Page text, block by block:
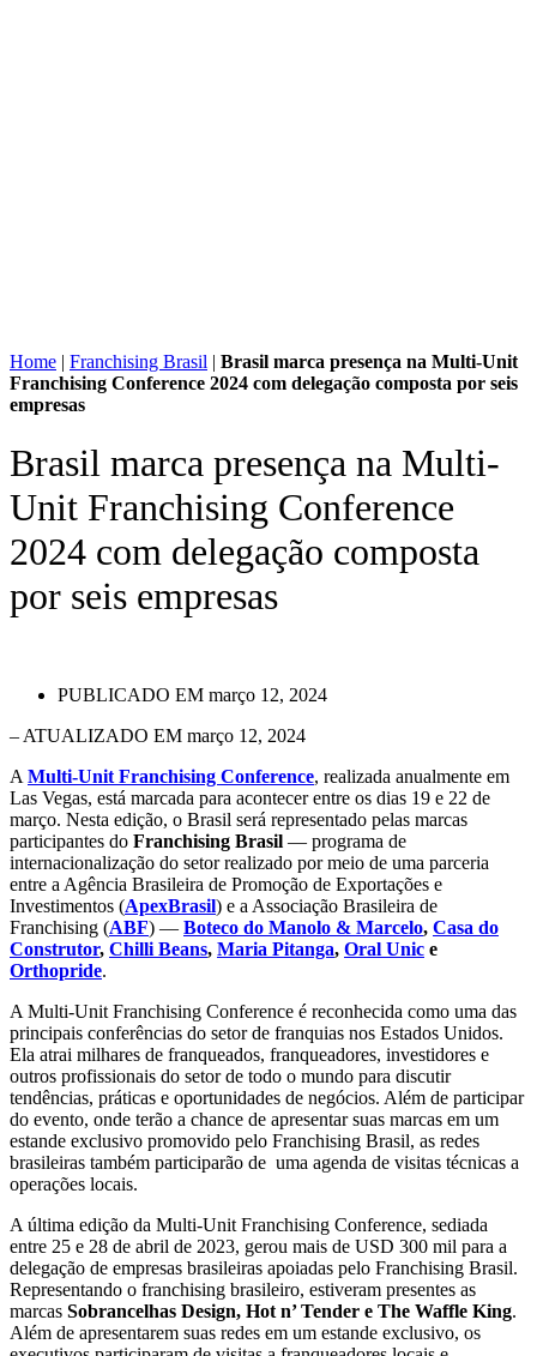
Home | Franchising Brasil | Brasil marca presença na Multi-Unit
Franchising Conference 2024 com delegação composta por seis
empresas
Brasil marca presença na Multi-
Unit Franchising Conference
2024 com delegação composta
por seis empresas
PUBLICADO EM março 12, 2024
– ATUALIZADO EM março 12, 2024
A Multi-Unit Franchising Conference, realizada anualmente em
Las Vegas, está marcada para acontecer entre os dias 19 e 22 de
março. Nesta edição, o Brasil será representado pelas marcas
participantes do Franchising Brasil — programa de
internacionalização do setor realizado por meio de uma parceria
entre a Agência Brasileira de Promoção de Exportações e
Investimentos (ApexBrasil) e a Associação Brasileira de
Franchising (ABF) — Boteco do Manolo & Marcelo, Casa do
Construtor, Chilli Beans, Maria Pitanga, Oral Unic e
Orthopride.
A Multi-Unit Franchising Conference é reconhecida como uma das
principais conferências do setor de franquias nos Estados Unidos.
Ela atrai milhares de franqueados, franqueadores, investidores e
outros profissionais do setor de todo o mundo para discutir
tendências, práticas e oportunidades de negócios. Além de participar
do evento, onde terão a chance de apresentar suas marcas em um
estande exclusivo promovido pelo Franchising Brasil, as redes
brasileiras também participarão de uma agenda de visitas técnicas a
operações locais.
A última edição da Multi-Unit Franchising Conference, sediada
entre 25 e 28 de abril de 2023, gerou mais de USD 300 mil para a
delegação de empresas brasileiras apoiadas pelo Franchising Brasil.
Representando o franchising brasileiro, estiveram presentes as
marcas Sobrancelhas Design, Hot n’ Tender e The Waffle King.
Além de apresentarem suas redes em um estande exclusivo, os